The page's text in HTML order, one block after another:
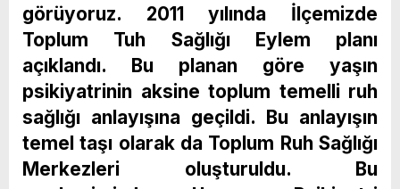
görüyoruz. 2011 yılında İlçemizde
Toplum Tuh Sağlığı Eylem planı
açıklandı. Bu planan göre yaşın
psikiyatrinin aksine toplum temelli ruh
sağlığı anlayışına geçildi. Bu anlayışın
temel taşı olarak da Toplum Ruh Sağlığı
Merkezleri oluşturuldu. Bu